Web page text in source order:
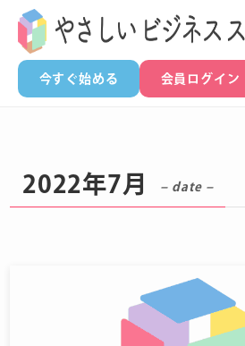
今すぐ始める 会員ログイン
2022年7月 – date –